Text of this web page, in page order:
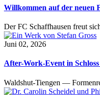
Willkommen auf der neuen
Der FC Schaffhausen freut
Juni 02, 2026
After-Work-Event in
Waldshut-Tiengen —